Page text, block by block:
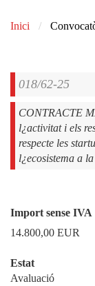
Inici
018/62-25
CONTRACTE
l¿activitat i els
respecte les
l¿ecosistema a
Import sense IVA
14.800,00 EUR
Estat
Avaluació